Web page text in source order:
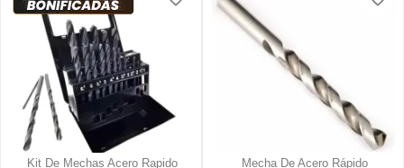
Kit De Mechas Acero Rapido
Mecha De Acero Rápido